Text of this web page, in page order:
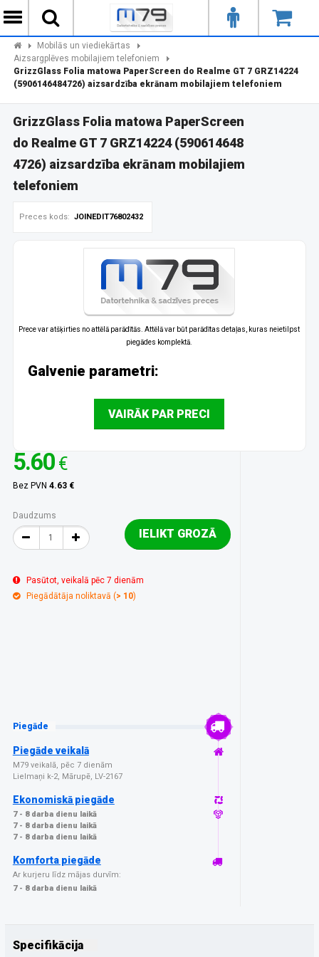
Mobilās un viediekārtas
Aizsargplēves mobilajiem telefoniem
GrizzGlass Folia matowa PaperScreen do Realme GT 7 GRZ14224
(5906146484726) aizsardzība ekrānam mobilajiem telefoniem
GrizzGlass Folia matowa PaperScreen
do Realme GT 7 GRZ14224 (590614648
4726) aizsardzība ekrānam mobilajiem
telefoniem
Preces kods: JOINEDIT76802432
Prece var atšķirties no attēlā parādītās. Attēlā var būt parādītas detaļas, kuras neietilpst
piegādes komplektā.
Galvenie parametri:
VAIRĀK PAR PRECI
5.60 €
Bez PVN 4.63 €
Daudzums
IELIKT GROZĀ
Pasūtot, veikalā pēc 7 dienām
Piegādātāja noliktavā (> 10)
Piegāde
Piegāde veikalā
M79 veikalā, pēc 7 dienām
Lielmaņi k-2, Mārupē, LV-2167
Ekonomiskā piegāde
7 - 8 darba dienu laikā
7 - 8 darba dienu laikā
7 - 8 darba dienu laikā
Komforta piegāde
Ar kurjeru līdz mājas durvīm:
7 - 8 darba dienu laikā
Specifikācija